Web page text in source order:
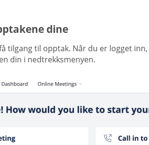
dine
tilgang til opptak. Når du er logget
din i nedtrekksmenyen.